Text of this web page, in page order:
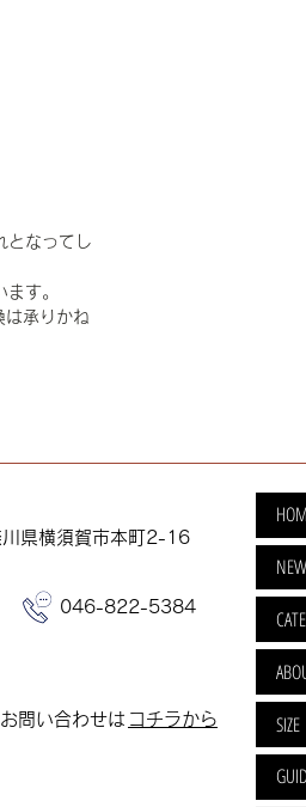
となってし
す。
は承りかね
問い合わせは ​コチラから
046-822-5384
SIZE
川県横須賀市本町2-16